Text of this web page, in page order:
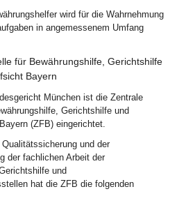
wird für die Wahrnehmung
in angemessenem Umfang
für Bewährungshilfe, Gerichtshilfe
Bayern
München ist die Zentrale
Gerichtshilfe und
(ZFB) eingerichtet.
und der
der fachlichen Arbeit der
und
hat die ZFB die folgenden